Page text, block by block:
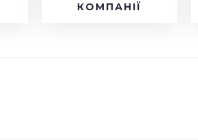
КОМПАНІЇ